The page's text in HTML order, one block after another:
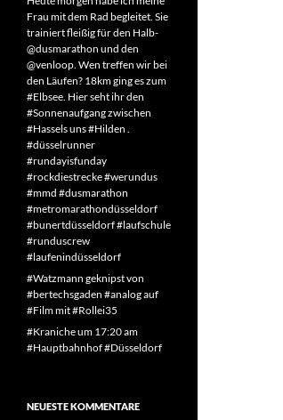
Frau mit dem Rad begleitet. Sie
trainiert fleißig für den Halb-
@dusmarathon und den
@venloop. Wen treffen wir bei
den Läufen? 18km ging es zum
#Elbsee. Hier seht ihr den
#Sonnenaufgang zwischen
#Hassels uns #Hilden .
#düsselrunner
#rundayisfunday
#rockdiestrecke #werundus
#mmd #dusmarathon
#metromarathondüsseldorf
#bunertdüsseldorf #laufschule
#runduscrew
#laufenindüsseldorf
#Watzmann geknipst von
#bertechsgaden #analog auf
#Film mit #Rollei35
#Kraniche um 17:20 am
#Hauptbahnhof #Düsseldorf
NEUESTE KOMMENTARE